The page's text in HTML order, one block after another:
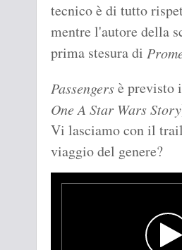
tecnico è di tutto
mentre l'autore della
prima stesura di
Passengersè previsto
One A Star Wars Story
Vi lasciamo con il
viaggio del genere?